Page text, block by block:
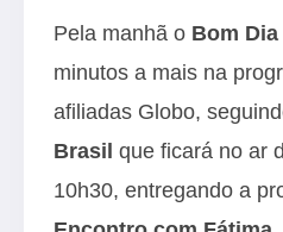
Pela manhã o Bom
minutos a mais na
afiliadas Globo,
Brasil que ficará no ar
10h30, entregando a